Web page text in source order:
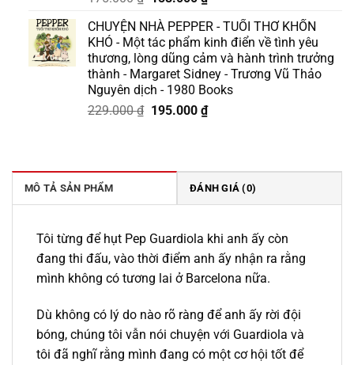
là:
175.000 ₫.
tại
là:
158.000 ₫.
CHUYỆN NHÀ PEPPER - TUỔI THƠ KHỐN
KHÓ - Một tác phẩm kinh điển về tình yêu
thương, lòng dũng cảm và hành trình trưởng
thành - Margaret Sidney - Trương Vũ Thảo
Nguyên dịch - 1980 Books
229.000₫ Giá
195.000 ₫Giá
195.000 ₫.
MÔ TẢ SẢN PHẨM ĐÁNH GIÁ (0)
Tôi từng để hụt Pep Guardiola khi anh ấy còn
đang thi đấu, vào thời điểm anh ấy nhận ra rằng
mình không có tương lai ở Barcelona nữa.
Dù không có lý do nào rõ ràng để anh ấy rời đội
bóng, chúng tôi vẫn nói chuyện với Guardiola và
tôi đã nghĩ rằng mình đang có một cơ hội tốt để